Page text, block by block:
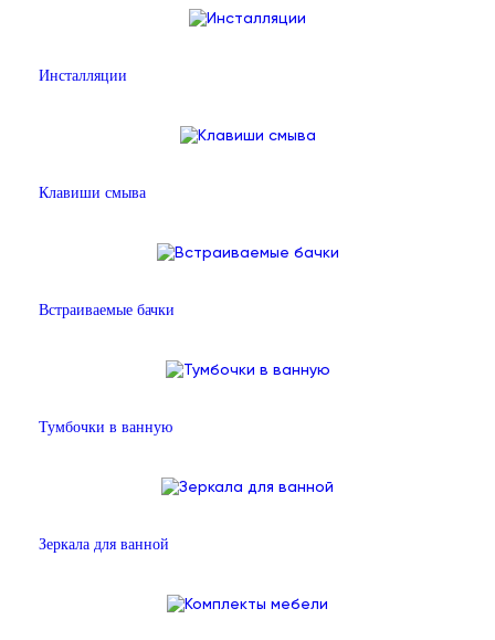
Инсталляции
Клавиши смыва
Встраиваемые бачки
Тумбочки в ванную
Зеркала для ванной